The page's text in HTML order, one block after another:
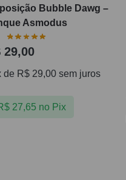
Bubble Dawg –
Asmodus
29,00
de R$ 29,00 sem juros
27,65 no Pix